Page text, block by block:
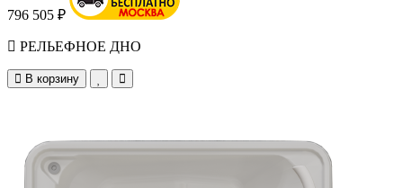
796 505 ₽
РЕЛЬЕФНОЕ ДНО
В корзину